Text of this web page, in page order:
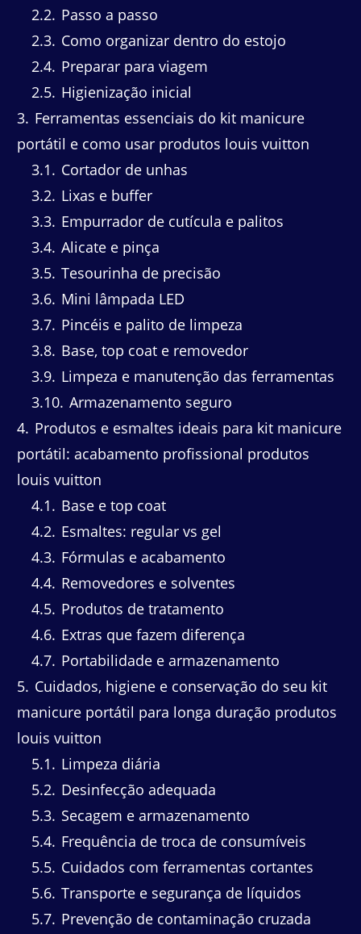
2.2 Passo a passo
2.3 Como organizar dentro do estojo
2.4 Preparar para viagem
2.5 Higienização inicial
3 Ferramentas essenciais do kit manicure
portátil e como usar produtos louis vuitton
3.1
Cortador de unhas
3.2 Lixas e buffer
3.3 Empurrador de cutícula e palitos
3.4 Alicate e pinça
3.5 Tesourinha de precisão
3.6 Mini lâmpada LED
3.7 Pincéis e palito de limpeza
3.8 Base, top coat e removedor
3.9 Limpeza e manutenção das ferramentas
3.10 Armazenamento seguro
4 Produtos e esmaltes ideais para kit manicure
portátil: acabamento profissional produtos
louis vuitton
4.1
Base e top coat
4.2 Esmaltes: regular vs gel
4.3 Fórmulas e acabamento
4.4 Removedores e solventes
4.5 Produtos de tratamento
4.6 Extras que fazem diferença
4.7 Portabilidade e armazenamento
5 Cuidados, higiene e conservação do seu kit
manicure portátil para longa duração produtos
louis vuitton
5.1
Limpeza diária
5.2 Desinfecção adequada
5.3 Secagem e armazenamento
5.4 Frequência de troca de consumíveis
5.5 Cuidados com ferramentas cortantes
5.6 Transporte e segurança de líquidos
5.7 Prevenção de contaminação cruzada